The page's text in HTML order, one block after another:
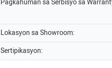
Pagkahuman sa Serbisyo sa
Lokasyon sa Showroom:
Sertipikasyon: